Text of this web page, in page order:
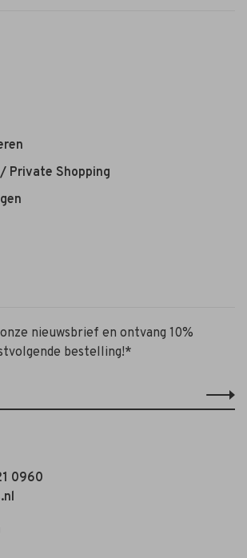
Private Shopping
nieuwsbrief en ontvang 10%
bestelling!*
0960